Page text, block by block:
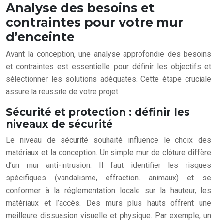
Analyse des besoins et
contraintes pour votre mur
d’enceinte
Avant la conception, une analyse approfondie des besoins
et contraintes est essentielle pour définir les objectifs et
sélectionner les solutions adéquates. Cette étape cruciale
assure la réussite de votre projet.
Sécurité et protection : définir les
niveaux de sécurité
Le niveau de sécurité souhaité influence le choix des
matériaux et la conception. Un simple mur de clôture diffère
d’un mur anti-intrusion. Il faut identifier les risques
spécifiques (vandalisme, effraction, animaux) et se
conformer à la réglementation locale sur la hauteur, les
matériaux et l’accès. Des murs plus hauts offrent une
meilleure dissuasion visuelle et physique. Par exemple, un